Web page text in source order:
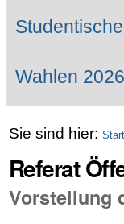
Wahlen
Sie sind hier:
Referat
Vorstellung